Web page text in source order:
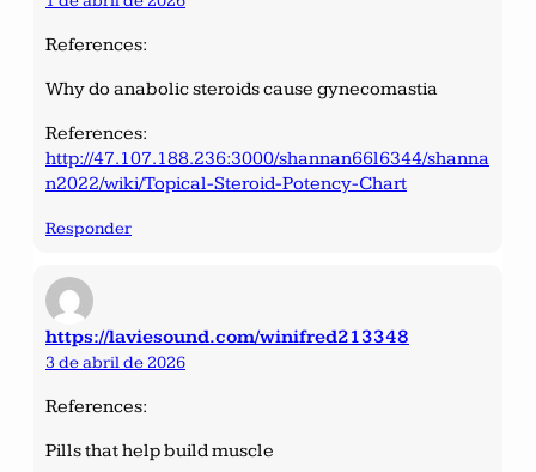
References:
Why do anabolic steroids cause gynecomastia
References:
http://47.107.188.236:3000/shannan66l6344/shanna
n2022/wiki/Topical-Steroid-Potency-Chart
Responder
https://laviesound.com/winifred213348
3 de abril de 2026
References:
Pills that help build muscle